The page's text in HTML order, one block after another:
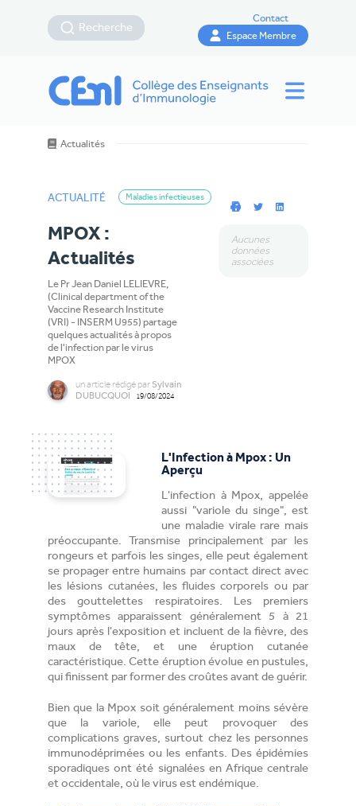
Recherche
Contact
Espace Membre
Actualités
ACTUALITÉ Maladies infectieuses
MPOX :
Actualités
Le Pr Jean Daniel LELIEVRE,
(Clinical department of the
Vaccine Research Institute
(VRI) - INSERM U955) partage
quelques actualités à propos
de l'infection par le virus
MPOX
unarticle rédigé par Sylvain
DUBUCQUOI
19/08/2024
Aucunes
données
associées
L'Infection à Mpox : Un
Aperçu
L'infection à Mpox, appelée
aussi "variole du singe", est
une maladie virale rare mais
préoccupante. Transmise principalement par les
rongeurs et parfois les singes, elle peut également
se propager entre humains par contact direct avec
les lésions cutanées, les fluides corporels ou par
des gouttelettes respiratoires. Les premiers
symptômes apparaissent généralement 5 à 21
jours après l'exposition et incluent de la fièvre, des
maux de tête, et une éruption cutanée
caractéristique. Cette éruption évolue en pustules,
qui finissent par former des croûtes avant de guérir.
Bien que la Mpox soit généralement moins sévère
que la variole, elle peut provoquer des
complications graves, surtout chez les personnes
immunodéprimées ou les enfants. Des épidémies
sporadiques ont été signalées en Afrique centrale
et occidentale, où le virus est endémique.